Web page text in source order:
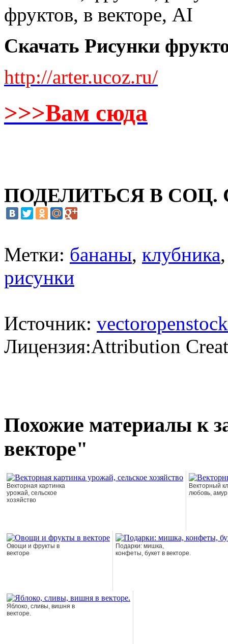
Скачать Рисунки
http://arter.ucoz.ru/
>>>Вам сюда
ПОДЕЛИТЬСЯ В СОЦ.
Метки: бананы, клубника
рисунки
Источник:
Лицензия:Attribution
Похожие материалы к
векторе"
Векторная картинка
урожай, сельское
хозяйство
Векторный
любовь,
Овощи и фрукты в
векторе
Подарки: мишка,
конфеты, букет в векторе.
Яблоко, сливы, вишня в
векторе.